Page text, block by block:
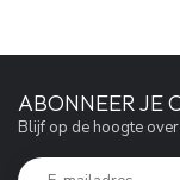
ABONNEER JE
Blijf op de hoogte